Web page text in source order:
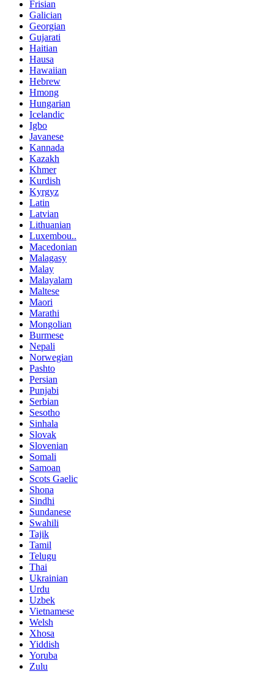
Frisian
Galician
Georgian
Gujarati
Haitian
Hausa
Hawaiian
Hebrew
Hmong
Hungarian
Icelandic
Igbo
Javanese
Kannada
Kazakh
Khmer
Kurdish
Kyrgyz
Latin
Latvian
Lithuanian
Luxembou..
Macedonian
Malagasy
Malay
Malayalam
Maltese
Maori
Marathi
Mongolian
Burmese
Nepali
Norwegian
Pashto
Persian
Punjabi
Serbian
Sesotho
Sinhala
Slovak
Slovenian
Somali
Samoan
Scots Gaelic
Shona
Sindhi
Sundanese
Swahili
Tajik
Tamil
Telugu
Thai
Ukrainian
Urdu
Uzbek
Vietnamese
Welsh
Xhosa
Yiddish
Yoruba
Zulu